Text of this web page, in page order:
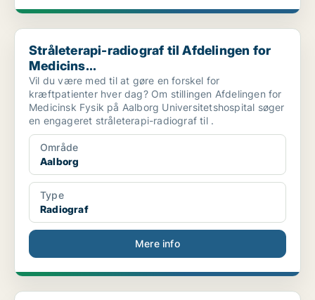
Stråleterapi-radiograf til Afdelingen for Medicins...
Stråleterapi-radiograf til Afdelingen for
Medicins...
Vil du være med til at gøre en forskel for
kræftpatienter hver dag? Om stillingen Afdelingen for
Medicinsk Fysik på Aalborg Universitetshospital søger
en engageret stråleterapi-radiograf til .
Område
Aalborg
Type
Radiograf
Mere info